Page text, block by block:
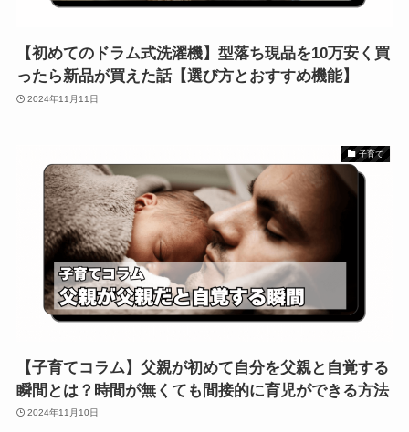
【初めてのドラム式洗濯機】型落ち現品を10万安く買
ったら新品が買えた話【選び方とおすすめ機能】
2024年11月11日
子育て
【子育てコラム】父親が初めて自分を父親と自覚する
瞬間とは？時間が無くても間接的に育児ができる方法
2024年11月10日